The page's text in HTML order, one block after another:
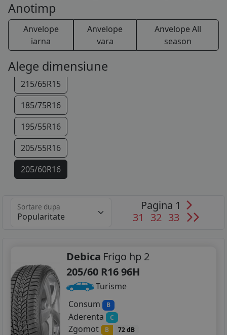
Anotimp
Anvelope
iarna
Anvelope
vara
Anvelope All
season
Alege dimensiune
185/60R15
195/60R15
195/65R15
215/65R15
185/75R16
195/55R16
205/55R16
205/60R16
215/65R16
235/55R17
235/50R18
Sortare dupa
Pagina 1
31
32 33
Debica Frigo hp 2
205/60 R16 96H
Turisme
Consum
B
Aderenta C
Zgomot B 72 dB